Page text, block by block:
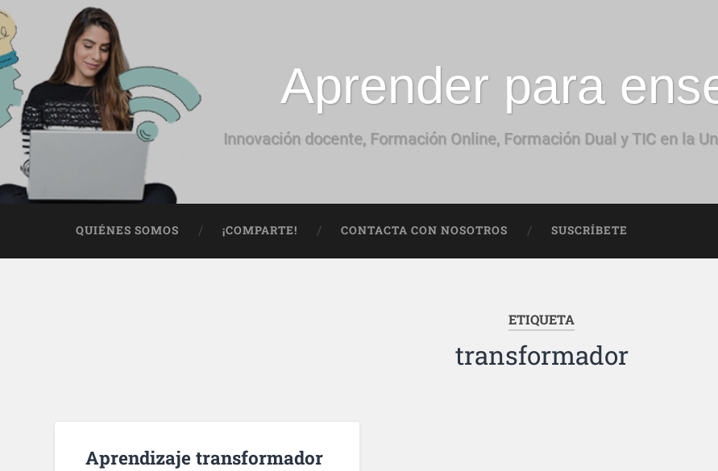
Aprender para
Innovación docente, Formación Online, Formación Dual y TIC en la
QUIÉNES SOMOS ¡COMPARTE! CONTACTA CON NOSOTROS SUSCRÍBETE
ETIQUETA
transformador
Aprendizaje transformador